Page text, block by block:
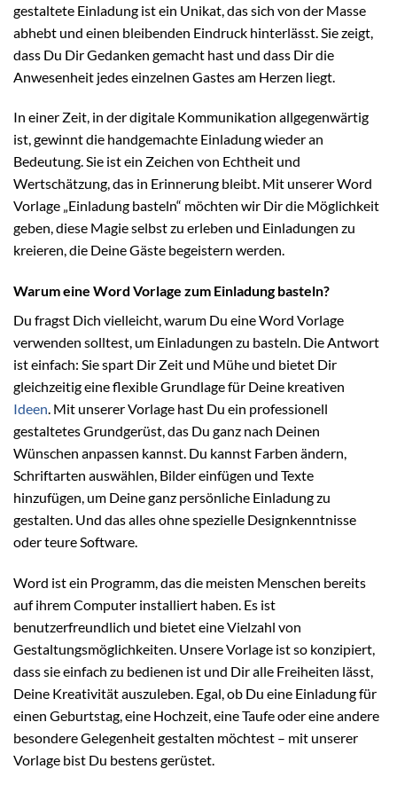
gestaltete Einladung ist ein Unikat, das sich von der Masse
abhebt und einen bleibenden Eindruck hinterlässt. Sie zeigt,
dass Du Dir Gedanken gemacht hast und dass Dir die
Anwesenheit jedes einzelnen Gastes am Herzen liegt.
In einer Zeit, in der digitale Kommunikation allgegenwärtig
ist, gewinnt die handgemachte Einladung wieder an
Bedeutung. Sie ist ein Zeichen von Echtheit und
Wertschätzung, das in Erinnerung bleibt. Mit unserer Word
Vorlage „Einladung basteln“ möchten wir Dir die Möglichkeit
geben, diese Magie selbst zu erleben und Einladungen zu
kreieren, die Deine Gäste begeistern werden.
Warum eine Word Vorlage zum Einladung basteln?
Du fragst Dich vielleicht, warum Du eine Word Vorlage
verwenden solltest, um Einladungen zu basteln. Die Antwort
ist einfach: Sie spart Dir Zeit und Mühe und bietet Dir
gleichzeitig eine flexible Grundlage für Deine kreativen
Ideen. Mit unserer Vorlage hast Du ein professionell
gestaltetes Grundgerüst, das Du ganz nach Deinen
Wünschen anpassen kannst. Du kannst Farben ändern,
Schriftarten auswählen, Bilder einfügen und Texte
hinzufügen, um Deine ganz persönliche Einladung zu
gestalten. Und das alles ohne spezielle Designkenntnisse
oder teure Software.
Word ist ein Programm, das die meisten Menschen bereits
auf ihrem Computer installiert haben. Es ist
benutzerfreundlich und bietet eine Vielzahl von
Gestaltungsmöglichkeiten. Unsere Vorlage ist so konzipiert,
dass sie einfach zu bedienen ist und Dir alle Freiheiten lässt,
Deine Kreativität auszuleben. Egal, ob Du eine Einladung für
einen Geburtstag, eine Hochzeit, eine Taufe oder eine andere
besondere Gelegenheit gestalten möchtest – mit unserer
Vorlage bist Du bestens gerüstet.